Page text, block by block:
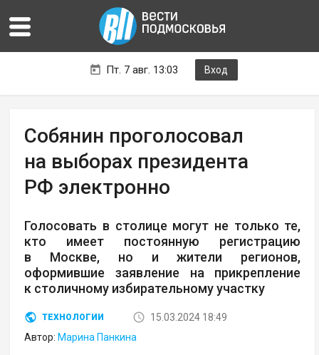
Пт. 7 авг. 13:03 Вход
Собянин проголосовал
на выборах президента
РФ электронно
Голосовать в столице могут не только те,
кто имеет постоянную регистрацию
в Москве, но и жители регионов,
оформившие заявление на прикрепление
к столичному избирательному участку
ТЕХНОЛОГИИ
15.03.2024 18:49
Автор: Марина Панкина